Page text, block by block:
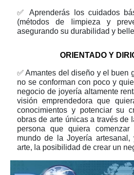
✅
Aprenderás los cuidados
(métodos de limpieza y
asegurando su durabilidad y
ORIENTADO Y
✅ Amantes del diseño y el buen
no se conforman con poco y
negocio de joyería altamente
visión emprendedora que
conocimientos y potenciar su
obras de arte únicas a través de
persona que quiera
mundo de la Joyería
arte, la posibilidad de crear un